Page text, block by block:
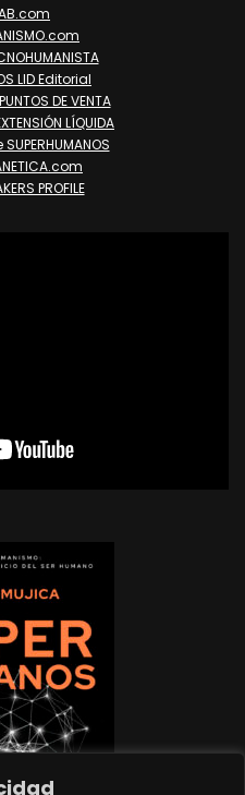
LID Editorial
DE VENTA
LÍQUIDA
PROFILE